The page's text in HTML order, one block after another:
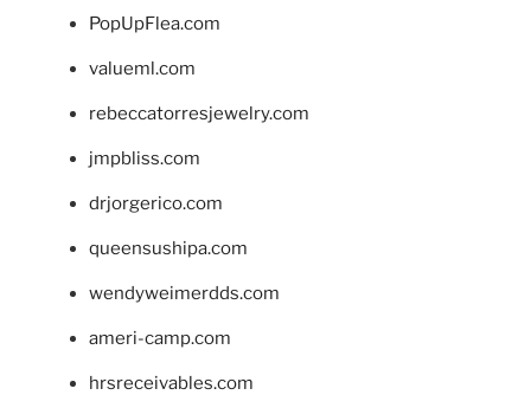
PopUpFlea.com
valueml.com
rebeccatorresjewelry.com
jmpbliss.com
drjorgerico.com
queensushipa.com
wendyweimerdds.com
ameri-camp.com
hrsreceivables.com